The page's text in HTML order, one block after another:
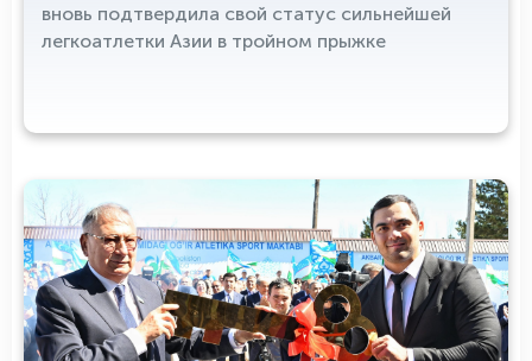
вновь подтвердила свой статус сильнейшей
легкоатлетки Азии в тройном прыжке